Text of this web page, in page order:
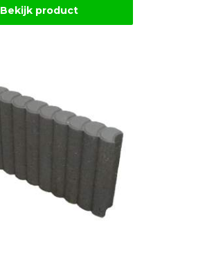
Bekijk product